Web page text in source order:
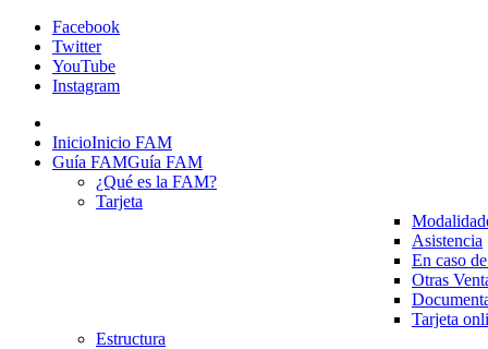
Facebook
Twitter
YouTube
Instagram
InicioInicio FAM
Guía FAMGuía FAM
¿Qué es la FAM?
Tarjeta
Asistencia
En caso
Otras
Tarjeta
Estructura